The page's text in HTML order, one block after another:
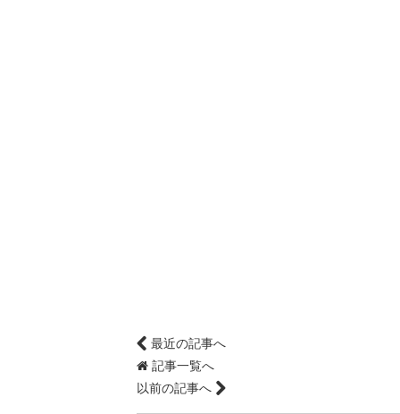
最近の記事へ
記事一覧へ
以前の記事へ